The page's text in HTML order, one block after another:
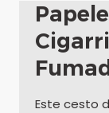
Este cesto